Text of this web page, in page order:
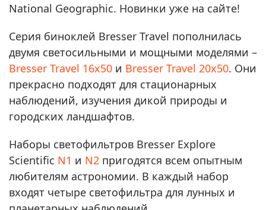
National Geographic. Новинки уже на сайте!
Серия биноклей Bresser Travel пополнилась
двумя светосильными и мощными моделями –
Bresser Travel 16x50 и Bresser Travel 20x50. Они
прекрасно подходят для стационарных
наблюдений, изучения дикой природы и
городских ландшафтов.
Наборы светофильтров Bresser Explore
Scientific N1 и N2 пригодятся всем опытным
любителям астрономии. В каждый набор
входят четыре светофильтра для лунных и